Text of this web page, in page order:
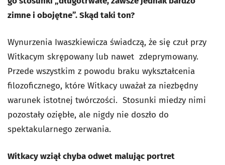
zimne i obojętne”. Skąd taki ton?
Wynurzenia Iwaszkiewicza świadczą, że się czuł przy
Witkacym skrępowany lub nawet zdeprymowany.
Przede wszystkim z powodu braku wykształcenia
filozoficznego, które Witkacy uważał za niezbędny
warunek istotnej twórczości. Stosunki miedzy nimi
pozostały oziębłe, ale nigdy nie doszło do
spektakularnego zerwania.
Witkacy wziął chyba odwet malując portret